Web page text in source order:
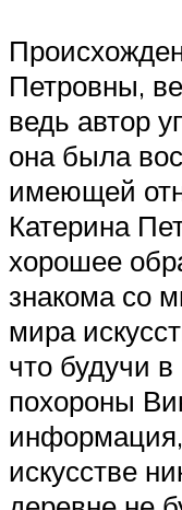
Петровны,
ведь автор
она была
имеющей
Катерина
хорошее
знакома со
мира
что будучи
похороны
искусстве